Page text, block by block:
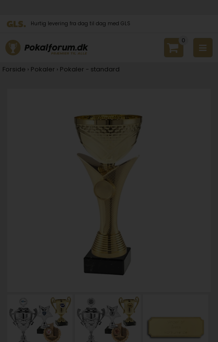
Hurtig levering fra dag til dag med GLS
0
Forside › Pokaler › Pokaler - standard